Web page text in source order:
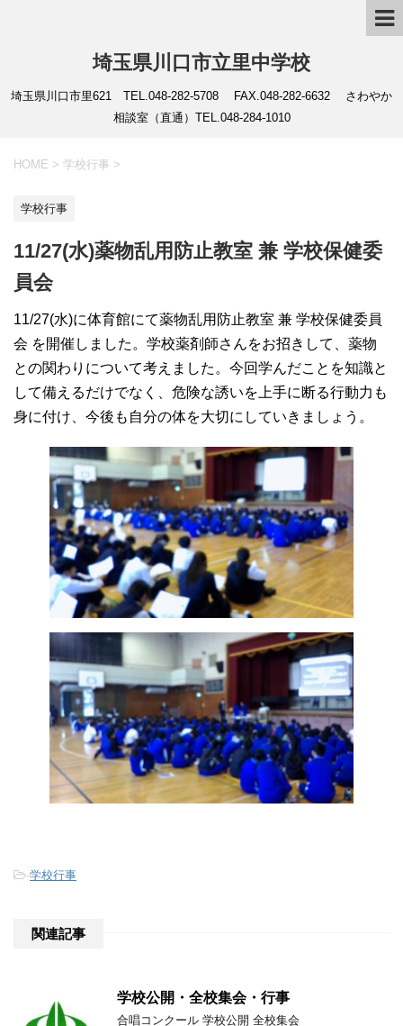
埼玉県川口市立里中学校
埼玉県川口市里621 TEL.048-282-5708 FAX.048-282-6632 さわやか
相談室（直通）TEL.048-284-1010
HOME > 学校行事 >
学校行事
11/27(水)薬物乱用防止教室 兼 学校保健委
員会
11/27(水)に体育館にて薬物乱用防止教室 兼 学校保健委員
会 を開催しました。学校薬剤師さんをお招きして、薬物
との関わりについて考えました。今回学んだことを知識と
して備えるだけでなく、危険な誘いを上手に断る行動力も
身に付け、今後も自分の体を大切にしていきましょう。
-学校行事
関連記事
学校公開・全校集会・行事
合唱コンクール 学校公開 全校集会